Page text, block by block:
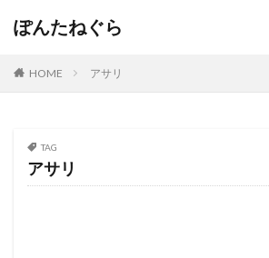
ぽんたねぐら
HOME アサリ
TAG
アサリ